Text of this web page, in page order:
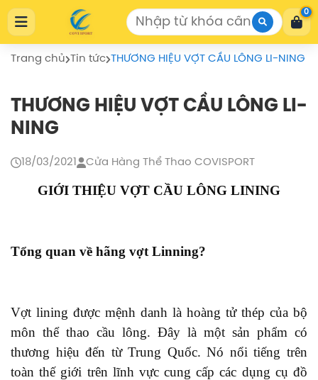
Cửa Hàng Thể Thao COVISPORT
Cửa Hàng Thể Thao COVISPORT
0772155559
https://covisport.com/
0
Trang chủ Tin tức THƯƠNG HIỆU VỢT CẦU LÔNG LI-NING
THƯƠNG HIỆU VỢT CẦU LÔNG LI-
NING
18/03/2021 Cửa Hàng Thể Thao COVISPORT
GIỚI THIỆU VỢT CẦU LÔNG LINING
Tổng quan về hãng vợt Linning?
Vợt lining được mệnh danh là hoàng tửthép của bộ
môn thể thao cầu lông. Đây là một sản phẩm có
thương hiệu đến từ Trung Quốc. Nó nổi tiếng trên
toàn thế giới trên lĩnh vực cung cấpcác dụng cụ đồ